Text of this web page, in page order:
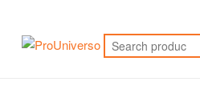
contenido